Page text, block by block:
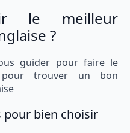
le meilleur
?
guider pour faire le
pour trouver un bon
pour bien choisir